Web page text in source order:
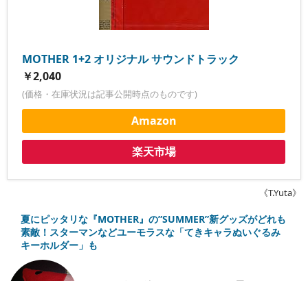
MOTHER 1+2 オリジナル サウンドトラック
￥2,040
(価格・在庫状況は記事公開時点のものです)
Amazon
楽天市場
《T.Yuta》
夏にピッタリな『MOTHER』の”SUMMER”新グッズがどれも
素敵！スターマンなどユーモラスな「てきキャラぬいぐるみ
キーホルダー」も